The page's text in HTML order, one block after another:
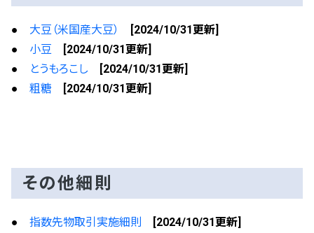
● 大豆（米国産大豆）
[2024/10/31更新]
● 小豆 [2024/10/31更新]
●
とうもろこし [2024/10/31更新]
● 粗糖 [2024/10/31更新]
その他細則
● 指数先物取引実施細則
[2024/10/31更新]